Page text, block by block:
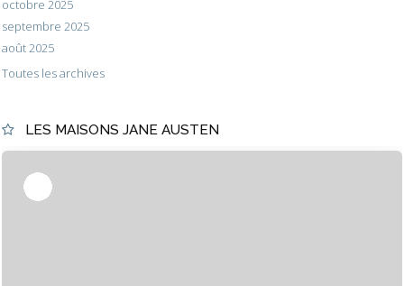
octobre 2025
septembre 2025
août 2025
Toutes les archives
LES MAISONS JANE AUSTEN